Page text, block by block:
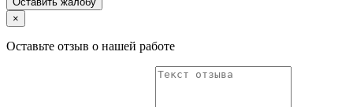
×
Оставьте отзыв о нашей работе